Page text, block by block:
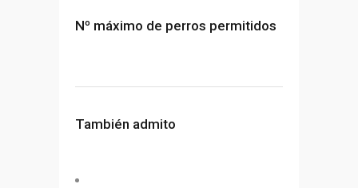
Nº máximo de perros permitidos
También admito